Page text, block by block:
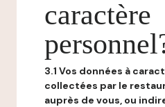
caractère
3.1 Vos données à
collectées par le
auprès de vous, ou